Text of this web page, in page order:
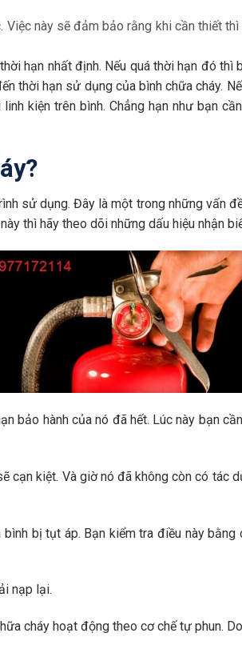
này sẽ đảm bảo rằng khi cần thiết
hạn nhất định. Nếu quá thời hạn đó
thời hạn sử dụng của bình chữa cháy.
kiện trên bình. Chẳng hạn như bạn
sử dụng. Đây là một trong những vấn
thì hãy theo dõi những dấu hiệu nhận
bảo hành của nó đã hết. Lúc này bạn
cạn kiệt. Và giờ nó đã không còn có tác
bị tụt áp. Bạn kiểm tra điều này
nạp lại.
cháy hoạt động theo cơ chế tự phun.